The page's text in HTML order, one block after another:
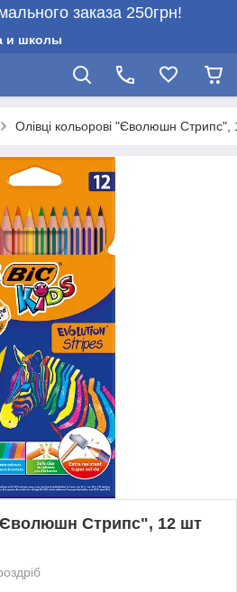
заказа 250грн!
и школы
Олівці кольорові "Єволюшн Стрипс",
Стрипс", 12 шт